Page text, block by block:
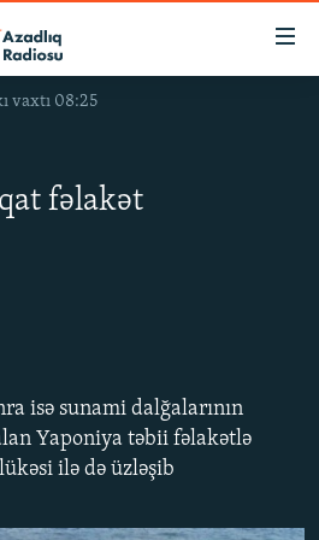
vaxtı 08:25
fəlakət
isə sunami dalğalarının
Yaponiya təbii fəlakətlə
ilə də üzləşib